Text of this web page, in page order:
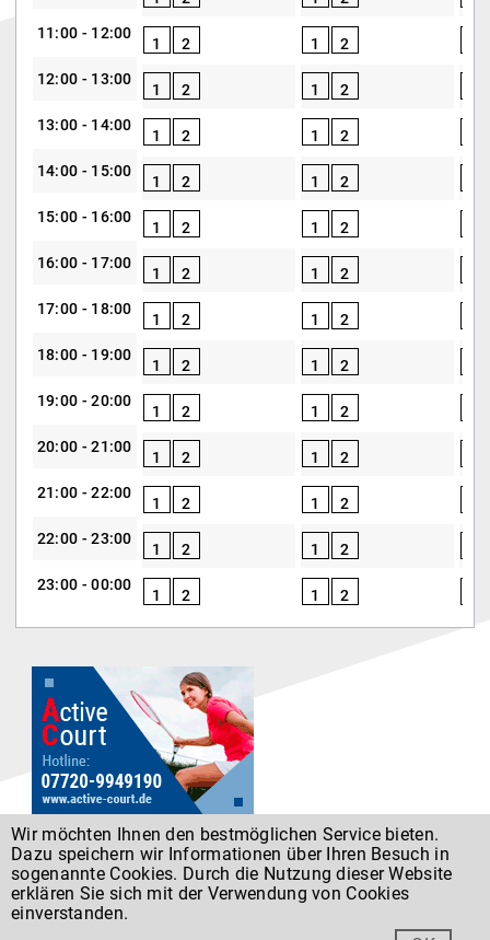
11:00 - 12:00
12:00 - 13:00
13:00 - 14:00
14:00 - 15:00
15:00 - 16:00
16:00 - 17:00
17:00 - 18:00
18:00 - 19:00
19:00 - 20:00
20:00 - 21:00
21:00 - 22:00
22:00 - 23:00
23:00 - 00:00
1 2 1 2
1 2 1 2
1 2 1 2
1 2 1 2
1 2 1 2
1 2 1 2
1 2 1 2
1 2 1 2
1 2 1 2
1 2 1 2
1 2 1 2
1 2 1 2
1 2 1 2
Datenschutz
Wir möchten Ihnen den bestmöglichen Service bieten.
Dazu speichern wir Informationen über Ihren Besuch in
sogenannte Cookies. Durch die Nutzung dieser Website
erklären Sie sich mit der Verwendung von Cookies
einverstanden.